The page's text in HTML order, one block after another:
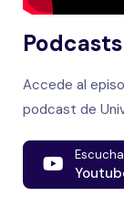
Podcasts
Accede al
podcast de